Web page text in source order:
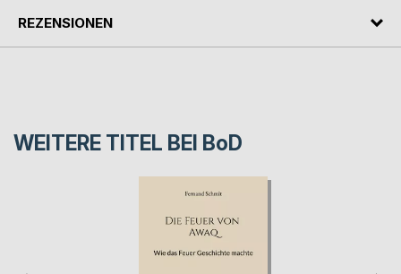
REZENSIONEN
WEITERE TITEL BEI BoD